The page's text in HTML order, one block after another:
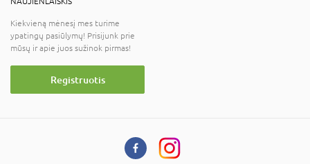
Kiekvieną mėnesį mes turime
ypatingų pasiūlymų! Prisijunk prie
mūsų ir apie juos sužinok pirmas!
Registruotis